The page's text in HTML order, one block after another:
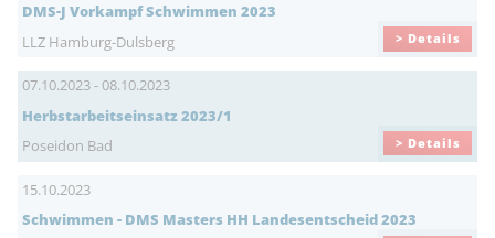
DMS-J Vorkampf Schwimmen 2023
LLZ Hamburg-Dulsberg
> Details
07.10.2023 - 08.10.2023
Herbstarbeitseinsatz 2023/1
Poseidon Bad
> Details
15.10.2023
Schwimmen - DMS Masters HH Landesentscheid 2023